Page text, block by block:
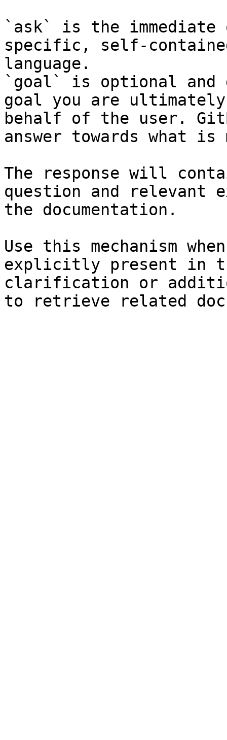
`ask` is the
specific, self-
language.
`goal` is optional and
goal you are
behalf of the user.
answer towards what
The response will
question and relevant
the documentation.
Use this mechanism
explicitly present in
clarification or